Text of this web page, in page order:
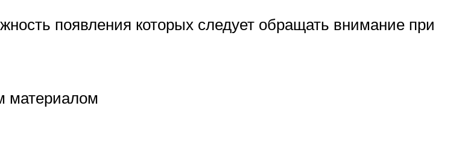
появления которых следует обращать внимание при
материалом